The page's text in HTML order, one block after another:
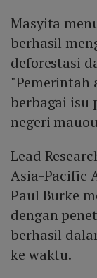
Masyita
berhasil
deforestasi
"Pemerintah
berbagai isu
negeri
Lead
Asia-Pacific
Paul Burke
dengan
berhasil
ke waktu.